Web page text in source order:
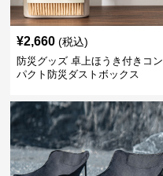
¥2,660 (税込)
防災グッズ 卓上ほうき付きコン
パクト防災ダストボックス